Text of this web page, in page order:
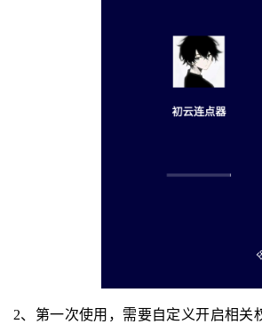
2、第一次使用，需要自定义开启相关